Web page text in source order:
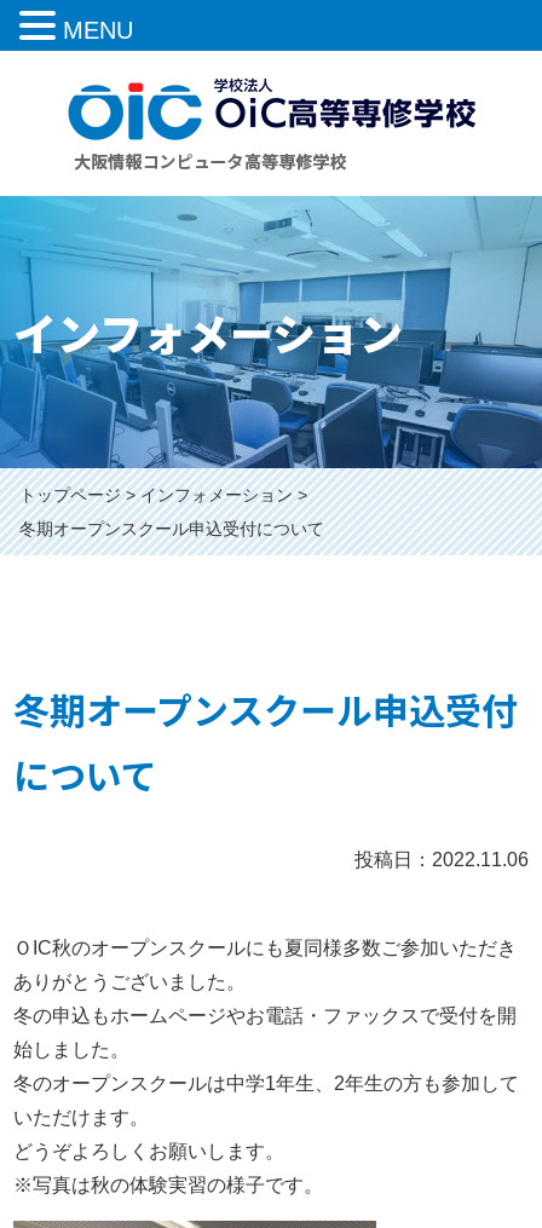
インフォメーション
トップページ
インフォメーション
冬期オープンスクール申込受付について
冬期オープンスクール申込受付
について
投稿日：2022.11.06
ＯIC秋のオープンスクールにも夏同様多数ご参加いただき
ありがとうございました。
冬の申込もホームページやお電話・ファックスで受付を開
始しました。
冬のオープンスクールは中学1年生、2年生の方も参加して
いただけます。
どうぞよろしくお願いします。
※写真は秋の体験実習の様子です。
MENU